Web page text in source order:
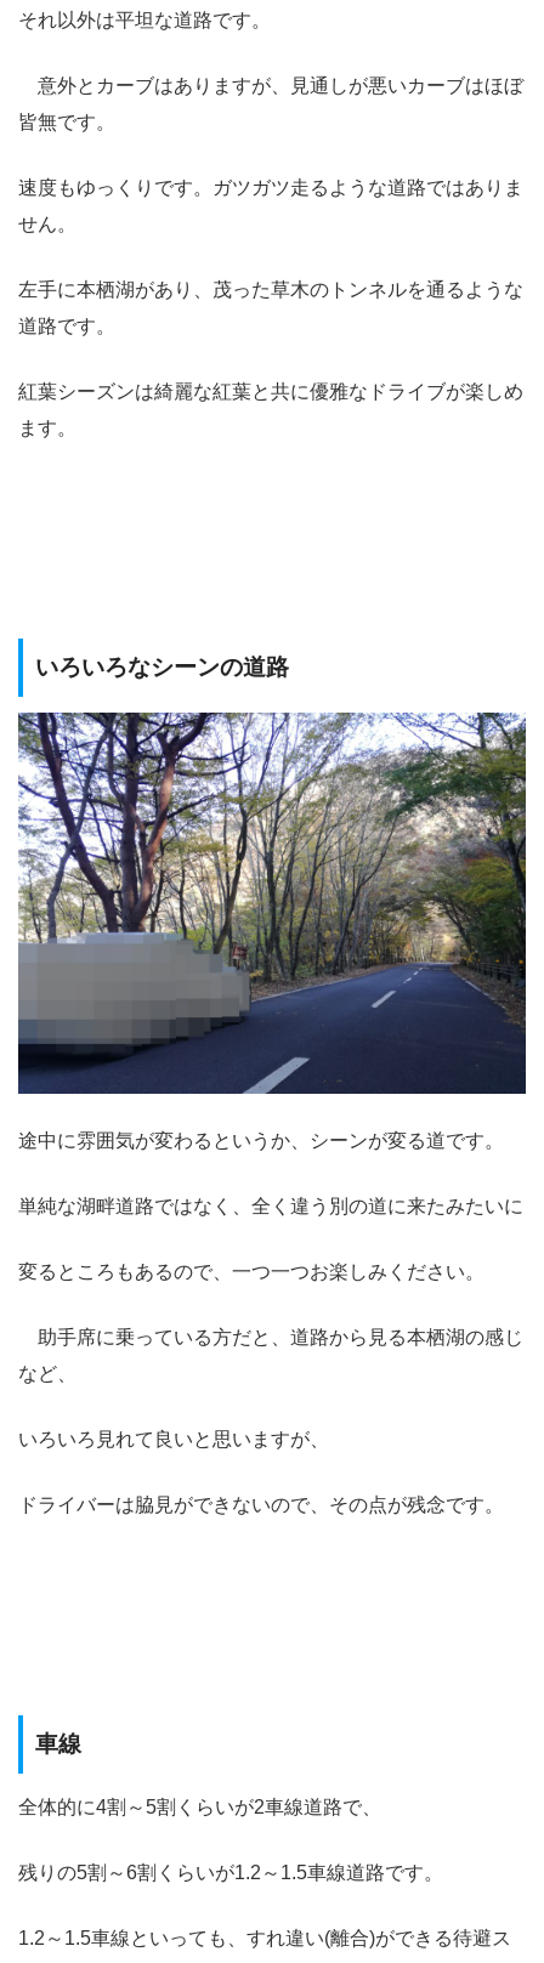
それ以外は平坦な道路です。
意外とカーブはありますが、見通しが悪いカーブはほぼ
皆無です。
速度もゆっくりです。ガツガツ走るような道路ではありま
せん。
左手に本栖湖があり、茂った草木のトンネルを通るような
道路です。
紅葉シーズンは綺麗な紅葉と共に優雅なドライブが楽しめ
ます。
いろいろなシーンの道路
途中に雰囲気が変わるというか、シーンが変る道です。
単純な湖畔道路ではなく、全く違う別の道に来たみたいに
変るところもあるので、 一つ一つお楽しみください。
助手席に乗っている方だと、道路から見る本栖湖の感じ
など、
いろいろ見れて良いと思いますが、
ドライバーは脇見ができないので、その点が残念です。
車線
全体的に4割～5割くらいが2車線道路で、
残りの5割～6割くらいが1.2～1.5車線道路です。
1.2～1.5車線といっても、すれ違い(離合)ができる待避ス